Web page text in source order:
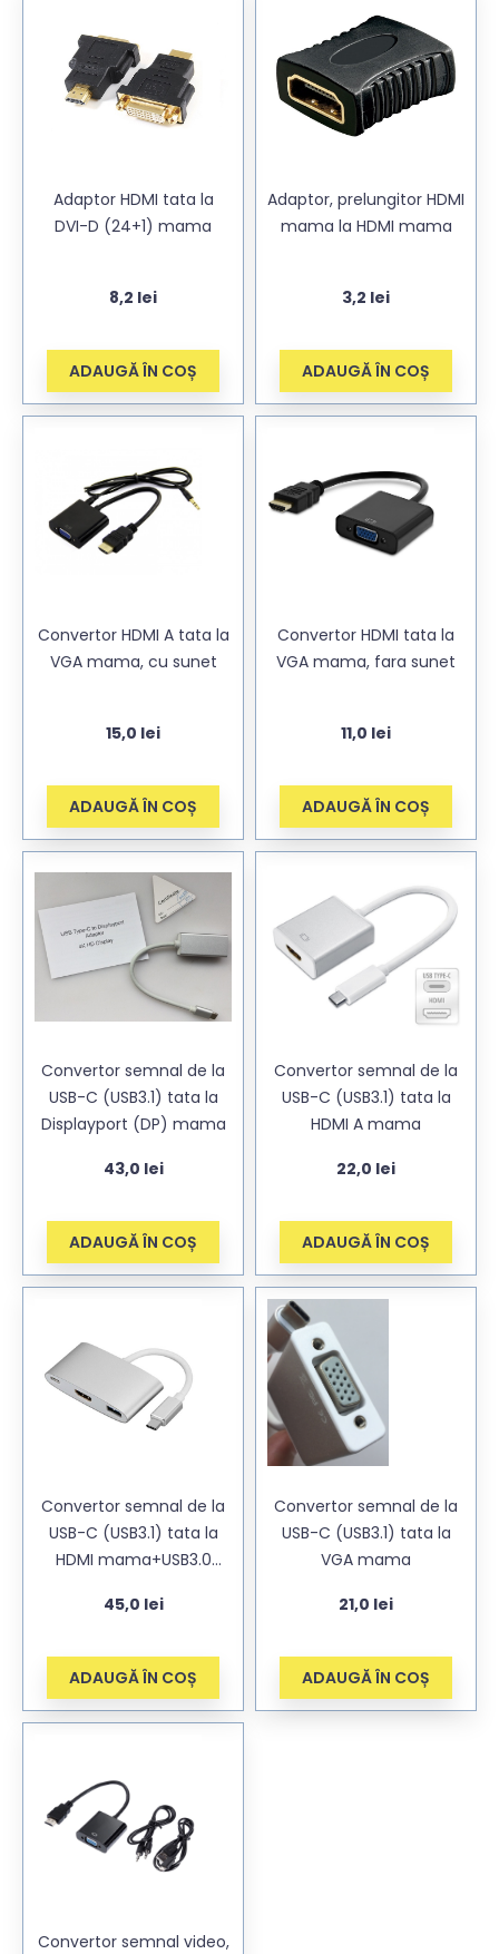
Adaptor HDMI tata la
DVI-D (24+1) mama
8,2 lei
ADAUGĂ ÎN COȘ
Adaptor, prelungitor HDMI
mama la HDMI mama
3,2 lei
ADAUGĂ ÎN COȘ
Convertor HDMI A tata la
VGA mama, cu sunet
15,0 lei
ADAUGĂ ÎN COȘ
Convertor HDMI tata la
VGA mama, fara sunet
11,0 lei
ADAUGĂ ÎN COȘ
Convertor semnal de la
USB-C (USB3.1) tata la
Displayport (DP) mama
43,0 lei
ADAUGĂ ÎN COȘ
Convertor semnal de la
USB-C (USB3.1) tata la
HDMI A mama
22,0 lei
ADAUGĂ ÎN COȘ
Convertor semnal de la
USB-C (USB3.1) tata la
HDMI mama+USB3.0
45,0 lei
ADAUGĂ ÎN COȘ
Convertor semnal de la
USB-C (USB3.1) tata la
VGA mama
21,0 lei
ADAUGĂ ÎN COȘ
Convertor semnal video,